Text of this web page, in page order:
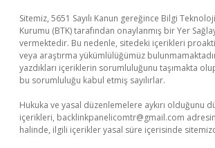
Sitemiz, 5651 Sayılı Kanun gereğince Bilgi
Kurumu (BTK) tarafından onaylanmış bir Yer
vermektedir. Bu nedenle, sitedeki içerikleri
veya araştırma yükümlülüğümüz
yazdıkları içeriklerin sorumluluğunu taşımakta
bu sorumluluğu kabul etmiş sayılırlar.
Hukuka ve yasal düzenlemelere aykırı olduğunu
içerikleri, backlinkpanelicomtr@gmail.com
halinde, ilgili içerikler yasal süre içerisinde